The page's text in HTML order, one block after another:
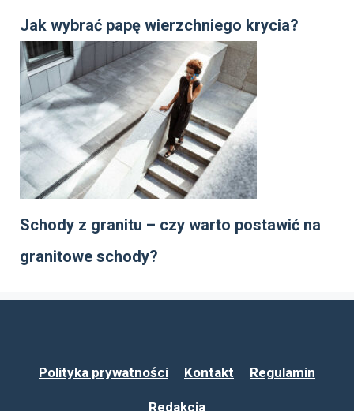
Jak wybrać papę wierzchniego krycia?
Schody z granitu – czy warto postawić na
granitowe schody?
Polityka prywatności Kontakt Regulamin
Redakcja